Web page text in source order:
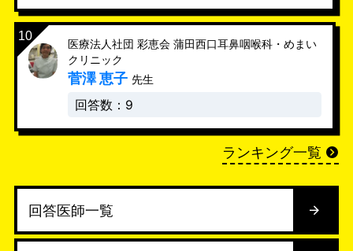
医療法人社団 彩恵会 蒲田西口耳鼻咽喉科・めまい
クリニック
菅澤 恵子 先生
回答数：9
ランキング一覧
回答医師一覧